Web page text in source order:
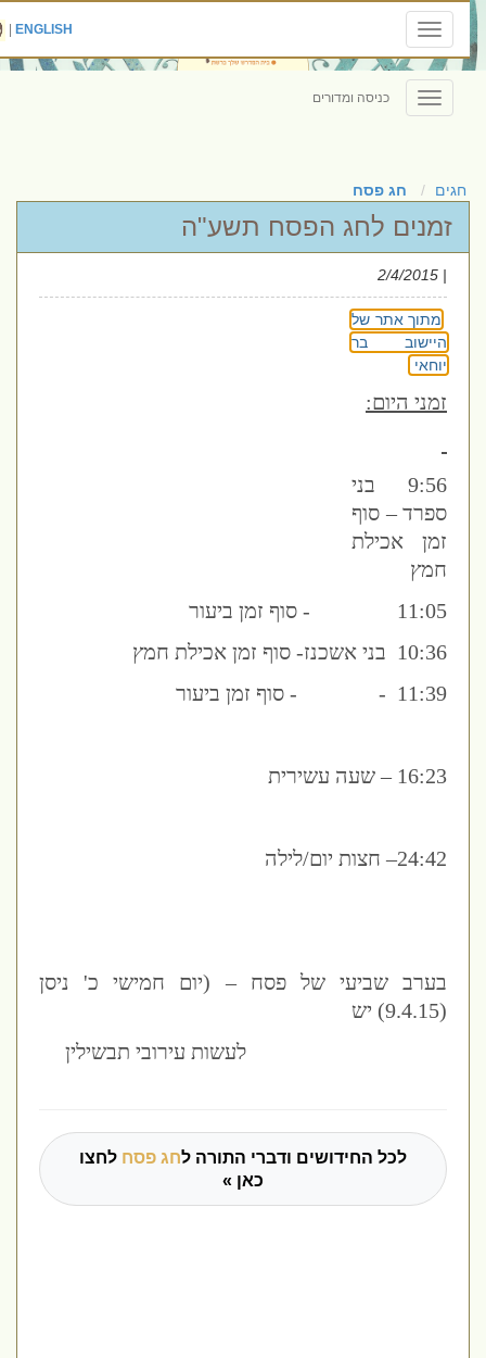
Toggle
navigation
ENGLISH
|
Toggle
navigation
כניסה ומדורים
חגים חג פסח
זמנים לחג הפסח תשע"ה
מתוך אתר של
היישוב בר
יוחאי
זמני היום:
9:56 בני
ספרד – סוף
זמן אכילת
חמץ
11:05 - סוף זמן ביעור
10:36 בני אשכנז- סוף זמן אכילת חמץ
11:39 - - סוף זמן ביעור
16:23 – שעה עשירית
24:42– חצות יום/לילה
בערב שביעי של פסח – (יום חמישי כ' ניסן
לעשות עירובי תבשילין
לכל החידושים ודברי התורה לחג פסחלחצו
כאן »